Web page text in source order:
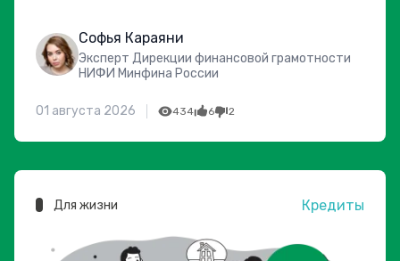
Софья Караяни
Эксперт Дирекции финансовой грамотности
НИФИ Минфина России
01 августа 2026 434 6 2
Для жизни Кредиты